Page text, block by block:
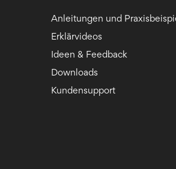
Anleitungen und
Erklärvideos
Ideen & Feedback
Downloads
Kundensupport